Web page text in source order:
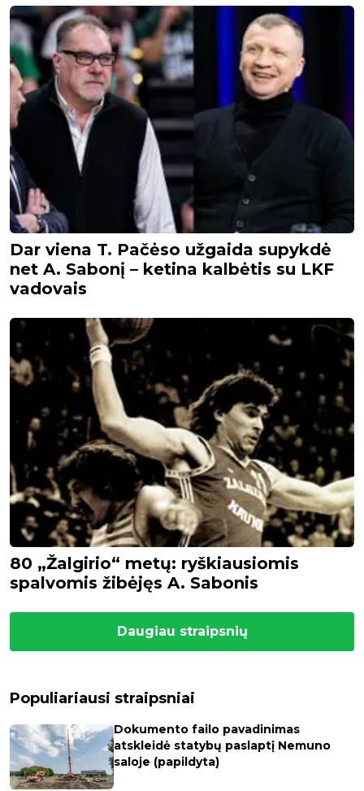
Dar viena T. Pačėso užgaida supykdė
net A. Sabonį – ketina kalbėtis su LKF
vadovais
80 „Žalgirio“ metų: ryškiausiomis
spalvomis žibėjęs A. Sabonis
Daugiau straipsnių
Populiariausi straipsniai
Dokumento failo pavadinimas
atskleidė statybų paslaptį Nemuno
saloje (papildyta)